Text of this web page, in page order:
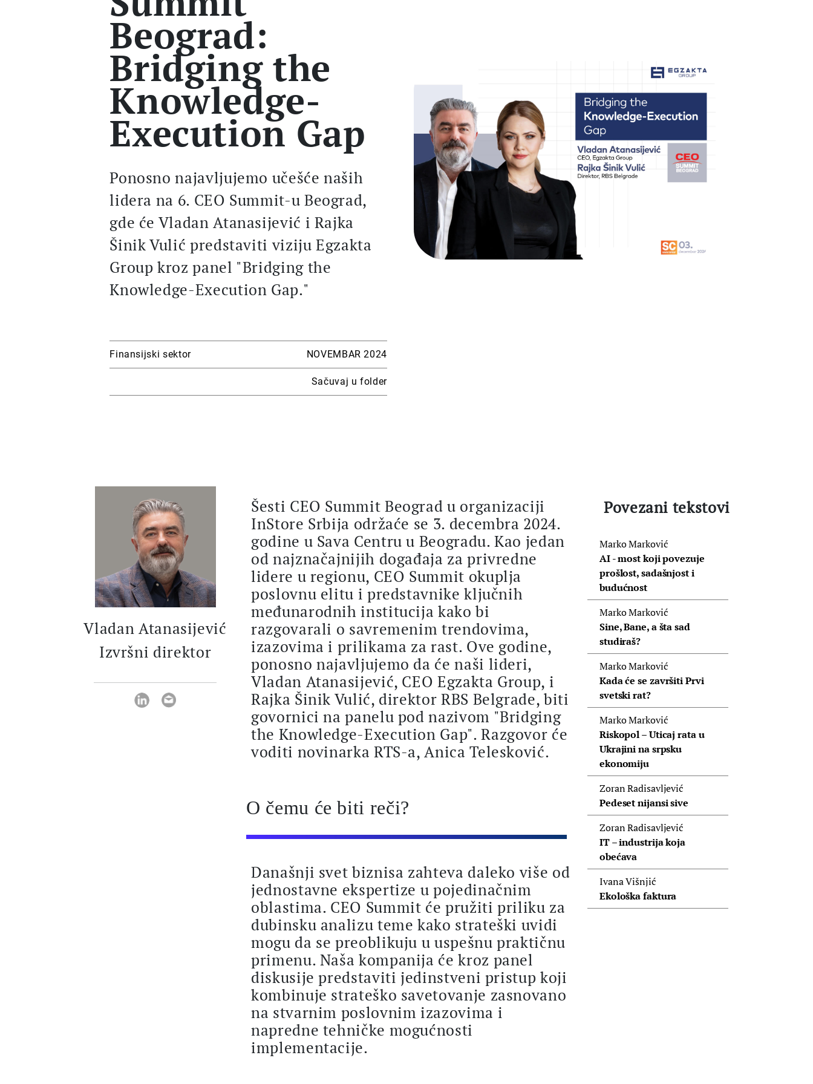
Beograd:
Bridging the
Knowledge-
Execution Gap
Ponosno najavljujemo učešće naših
lidera na 6. CEO Summit-u Beograd,
gde će Vladan Atanasijević i Rajka
Šinik Vulić predstaviti viziju Egzakta
Group kroz panel "Bridging the
Knowledge-Execution Gap."
Finansijski sektor NOVEMBAR 2024
Sačuvaj u folder
Vladan Atanasijević
Izvršni direktor
Šesti CEO Summit Beograd u organizaciji
InStore Srbija održaće se 3. decembra 2024.
godine u Sava Centru u Beogradu. Kao jedan
od najznačajnijih događaja za privredne
lidere u regionu, CEO Summit okuplja
poslovnu elitu i predstavnike ključnih
međunarodnih institucija kako bi
razgovarali o savremenim trendovima,
izazovima i prilikama za rast. Ove godine,
ponosno najavljujemo da će naši lideri,
Vladan Atanasijević, CEO Egzakta Group, i
Rajka Šinik Vulić, direktor RBS Belgrade, biti
govornici na panelu pod nazivom "Bridging
the Knowledge-Execution Gap". Razgovor će
voditi novinarka RTS-a, Anica Telesković.
O čemu će biti reči?
Današnji svet biznisa zahteva daleko više od
jednostavne ekspertize u pojedinačnim
oblastima. CEO Summit će pružiti priliku za
dubinsku analizu teme kako strateški uvidi
mogu da se preoblikuju u uspešnu praktičnu
primenu. Naša kompanija će kroz panel
diskusije predstaviti jedinstveni pristup koji
kombinuje strateško savetovanje zasnovano
na stvarnim poslovnim izazovima i
napredne tehničke mogućnosti
implementacije.
Povezani tekstovi
Marko Marković
AI - most koji povezuje
prošlost, sadašnjost i
budućnost
Marko Marković
Sine, Bane, a šta sad
studiraš?
Marko Marković
Kada će se završiti Prvi
svetski rat?
Marko Marković
Riskopol – Uticaj rata u
Ukrajini na srpsku
ekonomiju
Zoran Radisavljević
Pedeset nijansi sive
Zoran Radisavljević
IT – industrija koja
obećava
Ivana Višnjić
Ekološka faktura